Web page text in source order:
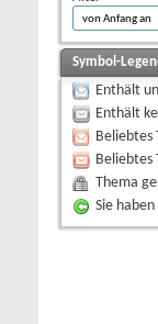
Symbol-
Enthält
Enthält
Beliebtes
Beliebtes
Thema
Sie